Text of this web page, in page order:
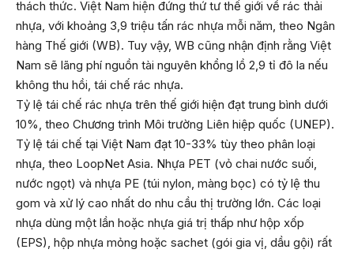
thách thức. Việt Nam hiện đứng thứ tư thế giới về rác thải
nhựa, với khoảng 3,9 triệu tấn rác nhựa mỗi năm, theo Ngân
hàng Thế giới (WB). Tuy vậy, WB cũng nhận định rằng Việt
Nam sẽ lãng phí nguồn tài nguyên khổng lồ 2,9 tỉ đô la nếu
không thu hồi, tái chế rác nhựa.
Tỷ lệ tái chế rác nhựa trên thế giới hiện đạt trung bình dưới
10%, theo Chương trình Môi trường Liên hiệp quốc (UNEP).
Tỷ lệ tái chế tại Việt Nam đạt 10-33% tùy theo phân loại
nhựa, theo LoopNet Asia. Nhựa PET (vỏ chai nước suối,
nước ngọt) và nhựa PE (túi nylon, màng bọc) có tỷ lệ thu
gom và xử lý cao nhất do nhu cầu thị trường lớn. Các loại
nhựa dùng một lần hoặc nhựa giá trị thấp như hộp xốp
(EPS), hộp nhựa mỏng hoặc sachet (gói gia vị, dầu gội) rất